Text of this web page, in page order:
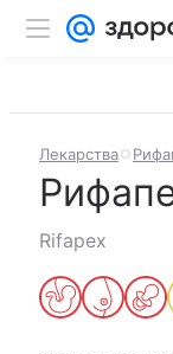
Лекарства
Rifapex